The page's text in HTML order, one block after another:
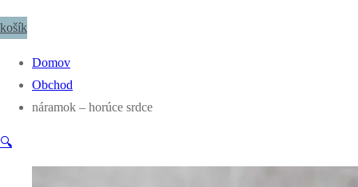
košík
Domov
Obchod
náramok – horúce srdce
🔍